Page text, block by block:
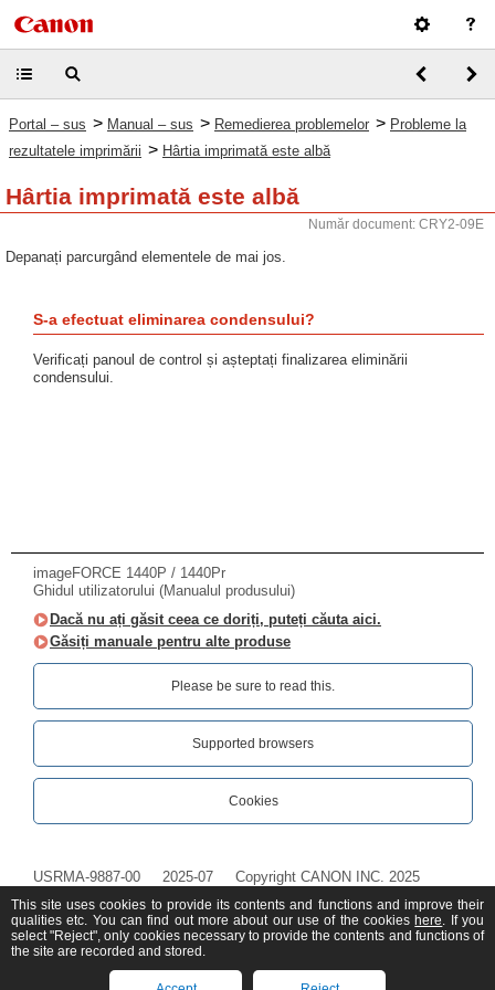
Portal – sus > Manual – sus > Remedierea problemelor > Probleme la
rezultatele imprimării > Hârtia imprimată este albă
Hârtia imprimată este albă
Număr document: CRY2-09E
Depanați parcurgând elementele de mai jos.
S-a efectuat eliminarea condensului?
Verificați panoul de control și așteptați finalizarea eliminării
condensului.
imageFORCE 1440P / 1440Pr
Ghidul utilizatorului (Manualul produsului)
Dacă nu ați găsit ceea ce doriți, puteți căuta aici.
Găsiți manuale pentru alte produse
Please be sure to read this.‎
Supported browsers
Cookies
USRMA-9887-00 2025-07 Copyright CANON INC. 2025
This site uses cookies to provide its contents and functions and improve their
qualities etc. You can find out more about our use of the cookies here. If you
select "Reject", only cookies necessary to provide the contents and functions of
the site are recorded and stored.